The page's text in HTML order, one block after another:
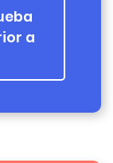
a